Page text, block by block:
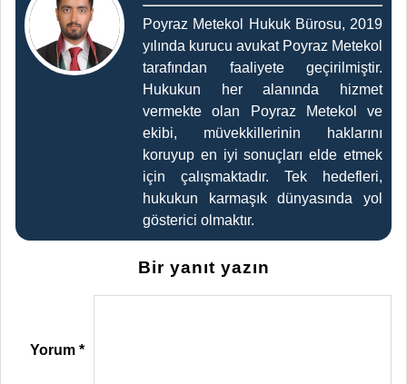
Poyraz Metekol Hukuk Bürosu, 2019
yılında kurucu avukat Poyraz Metekol
tarafından faaliyete geçirilmiştir.
Hukukun her alanında hizmet
vermekte olan Poyraz Metekol ve
ekibi, müvekkillerinin haklarını
koruyup en iyi sonuçları elde etmek
için çalışmaktadır. Tek hedefleri,
hukukun karmaşık dünyasında yol
gösterici olmaktır.
Bir yanıt yazın
Yorum*